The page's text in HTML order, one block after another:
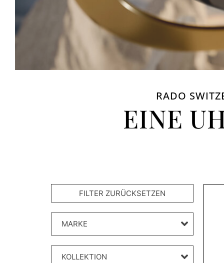
RADO
EINE
MARKE
KOLLEKTION